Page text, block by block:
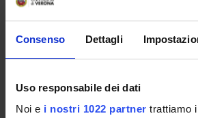
Consenso Dettagli
Uso responsabile dei dati
Noi e i nostri 1022 partner trattiamo
ENTI FINANZIATORI:
Programma:ENTI.RIC - Finanziamento
ricerca